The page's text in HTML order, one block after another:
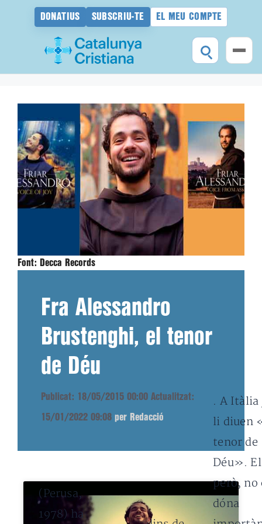
DONATIUS SUBSCRIU-TE EL MEU COMPTE
Font: Decca Records
Fra Alessandro
Brustenghi, el tenor
de Déu
Publicat: 18/05/2015 00:00 Actualitzat:
15/01/2022 09:08 per Redacció
(Perusa,
1978) ha
. A Itàlia
li diuen
tenor de
Déu».
però, no
dóna